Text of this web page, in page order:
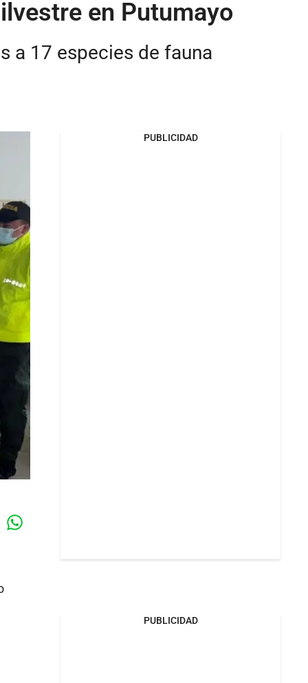
en Putumayo
a 17 especies de fauna
PUBLICIDAD
PUBLICIDAD